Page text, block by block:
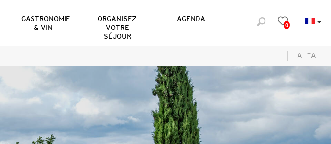
0
GASTRONOMIE
& VIN
ORGANISEZ
VOTRE
SÉJOUR
AGENDA
-A +A